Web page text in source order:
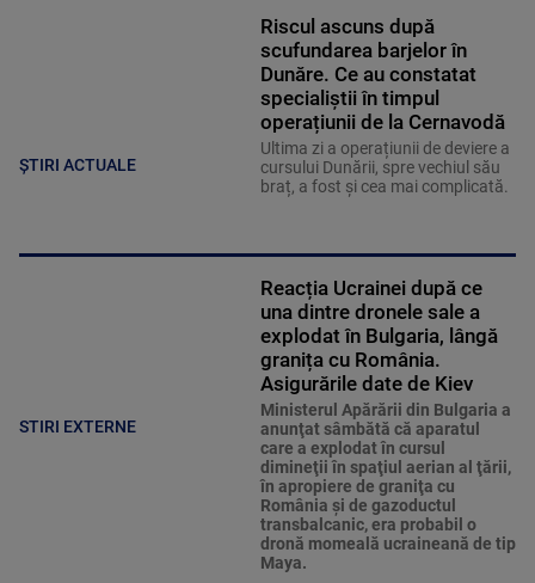
ȘTIRI ACTUALE
Riscul ascuns după
scufundarea barjelor în
Dunăre. Ce au constatat
specialiștii în timpul
operațiunii de la Cernavodă
Ultima zi a operațiunii de deviere a
cursului Dunării, spre vechiul său
braț, a fost și cea mai complicată.
STIRI EXTERNE
Reacția Ucrainei după ce
una dintre dronele sale a
explodat în Bulgaria, lângă
granița cu România.
Asigurările date de Kiev
Ministerul Apărării din Bulgaria a
anunţat sâmbătă că aparatul
care a explodat în cursul
dimineţii în spaţiul aerian al ţării,
în apropiere de graniţa cu
România şi de gazoductul
transbalcanic, era probabil o
dronă momeală ucraineană de tip
Maya.